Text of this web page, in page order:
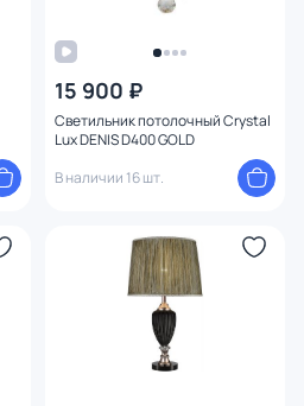
15 900 ₽
Светильник потолочный Crystal
Lux DENIS D400 GOLD
В наличии 16 шт.